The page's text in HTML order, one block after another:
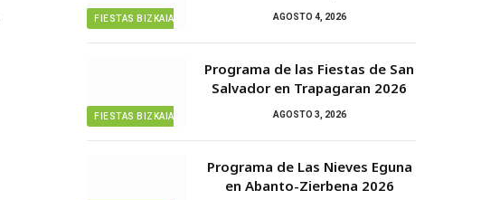
FIESTAS BIZKAIA AGOSTO 4, 2026
FIESTAS BIZKAIA
Programa de las Fiestas de San
Salvador en Trapagaran 2026
AGOSTO 3, 2026
Programa de Las Nieves Eguna
en Abanto-Zierbena 2026